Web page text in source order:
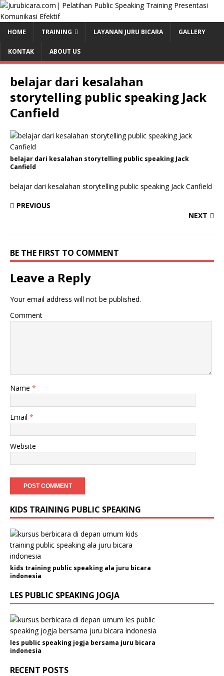
HOME TRAINING LAYANAN JURU BICARA GALLERY
KONTAK ABOUT US
belajar dari kesalahan
storytelling public speaking Jack
Canfield
belajar dari kesalahan storytelling public speaking Jack
Canfield
belajar dari kesalahan storytelling public speaking Jack Canfield
PREVIOUS
NEXT
BE THE FIRST TO COMMENT
Leave a Reply
Your email address will not be published.
Comment
Name *
Email *
Website
KIDS TRAINING PUBLIC SPEAKING
kids training public speaking ala juru bicara
indonesia
LES PUBLIC SPEAKING JOGJA
les public speaking jogja bersama juru bicara
indonesia
RECENT POSTS